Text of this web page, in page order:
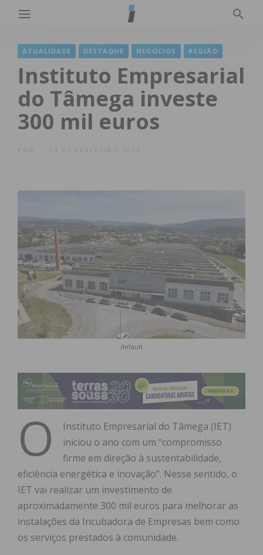
ATUALIDADE DESTAQUE NEGÓCIOS REGIÃO
Instituto Empresarial
do Tâmega investe
300 mil euros
24 DE FEVEREIRO 2024
default
O
Instituto Empresarial do Tâmega (IET)
iniciou o ano com um “compromisso
firme em direção à sustentabilidade,
eficiência energética e inovação”. Nesse sentido, o
IET vai realizar um investimento de
aproximadamente 300 mil euros para melhorar as
instalações da Incubadora de Empresas bem como
os serviços prestados à comunidade.